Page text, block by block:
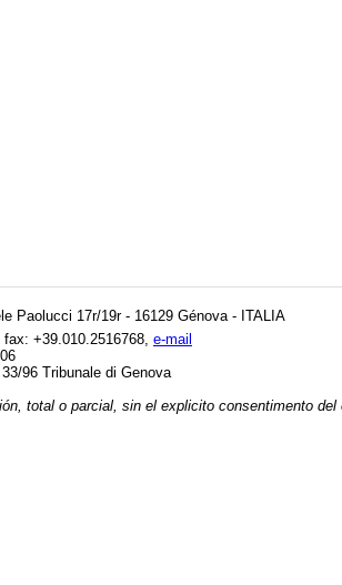
Paolucci 17r/19r - 16129 Génova - ITALIA
+39.010.2516768, e-mail
96 Tribunale di Genova
total o parcial, sin el explicito consentimento del